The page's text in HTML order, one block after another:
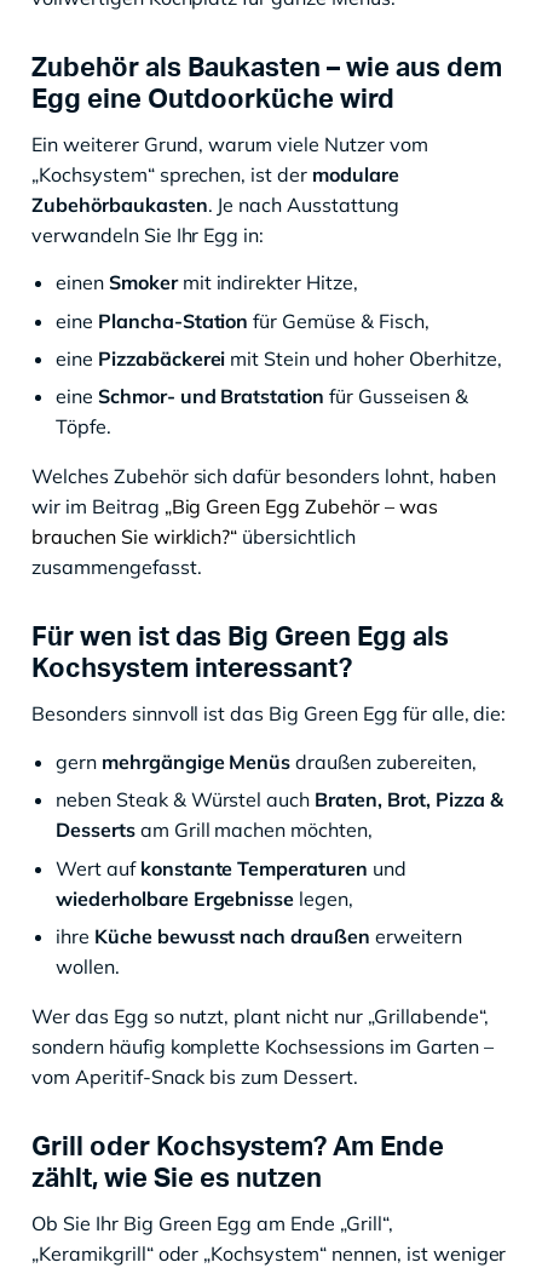
Zubehör als Baukasten – wie aus dem
Egg eine Outdoorküche wird
Ein weiterer Grund, warum viele Nutzer vom
„Kochsystem“ sprechen, ist der modulare
Zubehörbaukasten. Je nach Ausstattung
verwandeln Sie Ihr Egg in:
einen Smokermit indirekter Hitze,
eine Plancha-Station für Gemüse & Fisch,
eine Pizzabäckerei mit Stein und hoher Oberhitze,
eine Schmor- und Bratstation für Gusseisen &
Töpfe.
Welches Zubehör sich dafür besonders lohnt, haben
wir im Beitrag „Big Green Egg Zubehör – was
brauchen Sie wirklich?“ übersichtlich
zusammengefasst.
Für wen ist das Big Green Egg als
Kochsystem interessant?
Besonders sinnvoll ist das Big Green Egg für alle, die:
gern mehrgängige Menüs draußen zubereiten,
neben Steak & Würstel auch Braten, Brot, Pizza &
Dessertsam Grill machen möchten,
Wert auf konstante Temperaturen und
wiederholbare Ergebnisse legen,
ihre Küche bewusst nach draußen erweitern
wollen.
Wer das Egg so nutzt, plant nicht nur „Grillabende“,
sondern häufig komplette Kochsessions im Garten –
vom Aperitif-Snack bis zum Dessert.
Grill oder Kochsystem? Am Ende
zählt, wie Sie es nutzen
Ob Sie Ihr Big Green Egg am Ende „Grill“,
„Keramikgrill“ oder „Kochsystem“ nennen, ist weniger